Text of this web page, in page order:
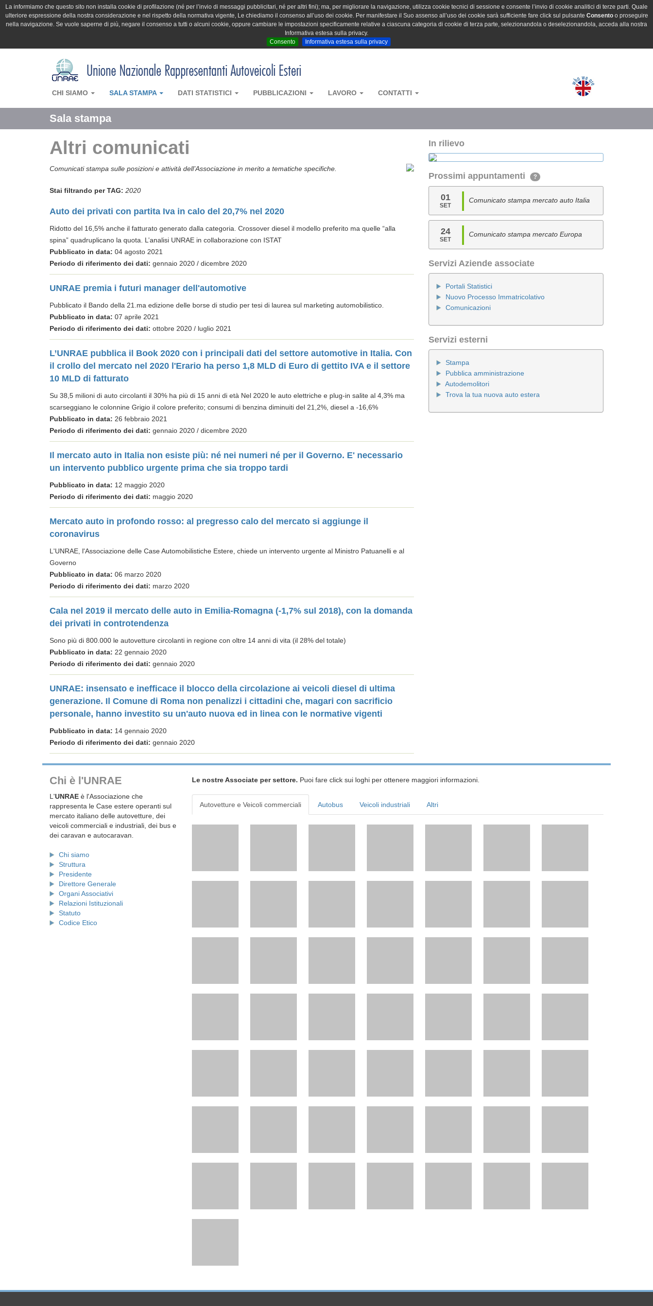
La informiamo che questo sito non installa cookie di profilazione (né per l’invio di messaggi pubblicitari, né per altri fini); ma, per migliorare la navigazione, utilizza cookie tecnici di sessione e consente l’invio di cookie analitici di terze parti. Quale
ulteriore espressione della nostra considerazione e nel rispetto della normativa vigente, Le chiediamo il consenso all’uso dei cookie. Per manifestare il Suo assenso all’uso dei cookie sarà sufficiente fare click sul pulsante Consentoo proseguire
nella navigazione. Se vuole saperne di più, negare il consenso a tutti o alcuni cookie, oppure cambiare le impostazioni specificamente relative a ciascuna categoria di cookie di terza parte, selezionandola o deselezionandola, acceda alla nostra
Informativa estesa sulla privacy.
Consento
Informativa estesa sulla privacy
CHI SIAMO SALA STAMPA DATI STATISTICI PUBBLICAZIONI LAVORO CONTATTI
Sala stampa
Altri comunicati
Comunicati stampa sulle posizioni e attività dell’Associazione in merito a tematiche specifiche.
Stai filtrando per TAG: 2020
Auto dei privati con partita Iva in calo del 20,7% nel 2020
Ridotto del 16,5% anche il fatturato generato dalla categoria. Crossover diesel il modello preferito ma quelle “alla
spina” quadruplicano la quota. L’analisi UNRAE in collaborazione con ISTAT
Pubblicato in data: 04 agosto 2021
Periodo di riferimento dei dati: gennaio 2020 / dicembre 2020
UNRAE premia i futuri manager dell'automotive
Pubblicato il Bando della 21.ma edizione delle borse di studio per tesi di laurea sul marketing automobilistico.
Pubblicato in data: 07 aprile 2021
Periodo di riferimento dei dati: ottobre 2020 / luglio 2021
L’UNRAE pubblica il Book 2020 con i principali dati del settore automotive in Italia. Con
il crollo del mercato nel 2020 l'Erario ha perso 1,8 MLD di Euro di gettito IVA e il settore
10 MLD di fatturato
Su 38,5 milioni di auto circolanti il 30% ha più di 15 anni di età Nel 2020 le auto elettriche e plug-in salite al 4,3% ma
scarseggiano le colonnine Grigio il colore preferito; consumi di benzina diminuiti del 21,2%, diesel a -16,6%
Pubblicato in data: 26 febbraio 2021
Periodo di riferimento dei dati: gennaio 2020 / dicembre 2020
Il mercato auto in Italia non esiste più: né nei numeri né per il Governo. E' necessario
un intervento pubblico urgente prima che sia troppo tardi
Pubblicato in data: 12 maggio 2020
Periodo di riferimento dei dati: maggio 2020
Mercato auto in profondo rosso: al pregresso calo del mercato si aggiunge il
coronavirus
L'UNRAE, l'Associazione delle Case Automobilistiche Estere, chiede un intervento urgente al Ministro Patuanelli e al
Governo
Pubblicato in data: 06 marzo 2020
Periodo di riferimento dei dati: marzo 2020
Cala nel 2019 il mercato delle auto in Emilia-Romagna (-1,7% sul 2018), con la domanda
dei privati in controtendenza
Sono più di 800.000 le autovetture circolanti in regione con oltre 14 anni di vita (il 28% del totale)
Pubblicato in data: 22 gennaio 2020
Periodo di riferimento dei dati: gennaio 2020
UNRAE: insensato e inefficace il blocco della circolazione ai veicoli diesel di ultima
generazione. Il Comune di Roma non penalizzi i cittadini che, magari con sacrificio
personale, hanno investito su un'auto nuova ed in linea con le normative vigenti
Pubblicato in data: 14 gennaio 2020
Periodo di riferimento dei dati: gennaio 2020
In rilievo
Prossimi appuntamenti ?
01
SET
Comunicato stampa mercato auto Italia
24
SET
Comunicato stampa mercato Europa
Servizi Aziende associate
Portali Statistici
Nuovo Processo Immatricolativo
Comunicazioni
Servizi esterni
Stampa
Pubblica amministrazione
Autodemolitori
Trova la tua nuova auto estera
Chi è l'UNRAE
L'UNRAE è l'Associazione che
rappresenta le Case estere operanti sul
mercato italiano delle autovetture, dei
veicoli commerciali e industriali, dei bus e
dei caravan e autocaravan.
Chi siamo
Struttura
Presidente
Direttore Generale
Organi Associativi
Relazioni Istituzionali
Statuto
Codice Etico
Le nostre Associate per settore. Puoi fare click sui loghi per ottenere maggiori informazioni.
Autovetture e Veicoli commerciali Autobus Veicoli industriali Altri